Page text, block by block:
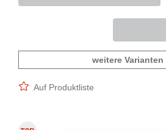
weitere Varianten
Auf Produktliste